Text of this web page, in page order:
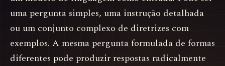
uma pergunta simples, uma instrução detalhada
ou um conjunto complexo de diretrizes com
exemplos. A mesma pergunta formulada de formas
diferentes pode produzir respostas radicalmente